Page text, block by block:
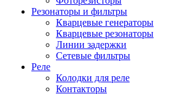
Резонаторы и фильтры
Кварцевые генераторы
Кварцевые резонаторы
Линии задержки
Сетевые фильтры
Реле
Колодки для реле
Контакторы